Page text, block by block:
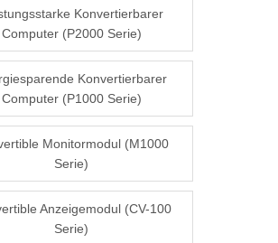
Konvertierbarer
Computer (P2000 Serie)
Konvertierbarer
Computer (P1000 Serie)
Monitormodul (M1000
Serie)
Anzeigemodul (CV-100
Serie)